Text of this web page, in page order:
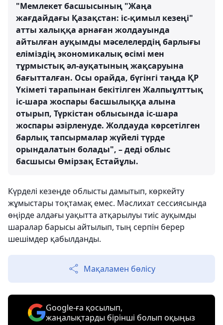
"Мемлекет басшысының "Жаңа
жағдайдағы Қазақстан: іс-қимыл кезеңі"
атты халыққа арнаған жолдауында
айтылған ауқымды мәселелердің барлығы
еліміздің экономикалық өсімі мен
тұрмыстық әл-ауқатының жақсаруына
бағытталған. Осы орайда, бүгінгі таңда ҚР
Үкіметі тарапынан бекітілген Жалпыұлттық
іс-шара жоспары басшылыққа алына
отырып, Түркістан облысында іс-шара
жоспары әзірленуде. Жолдауда көрсетілген
барлық тапсырмалар жүйелі түрде
орындалатын болады", – деді облыс
басшысы Өмірзақ Естайұлы.
Күрделі кезеңде облысты дамытып, көркейту
жұмыстары тоқтамақ емес. Мәслихат сессиясында
өңірде алдағы уақытта атқарылуы тиіс ауқымды
шаралар барысы айтылып, тың серпін берер
шешімдер қабылданды.
Мақаламен бөлісу
Google-ға қосылып,
жаңалықтарды бірінші болып оқыңыз